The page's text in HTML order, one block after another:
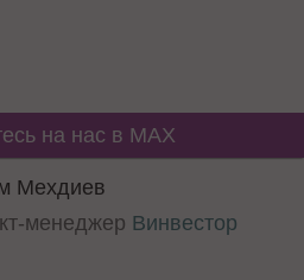
на нас в MAX
Мехдиев
менеджер Винвестор